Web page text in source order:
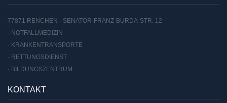
77871 RENCHEN · SENATOR-FRANZ-BURDA-STR. 12
· NOTFALLMEDIZIN
· KRANKENTRANSPORTE
· RETTUNGSDIENST
· BILDUNGSZENTRUM
KONTAKT